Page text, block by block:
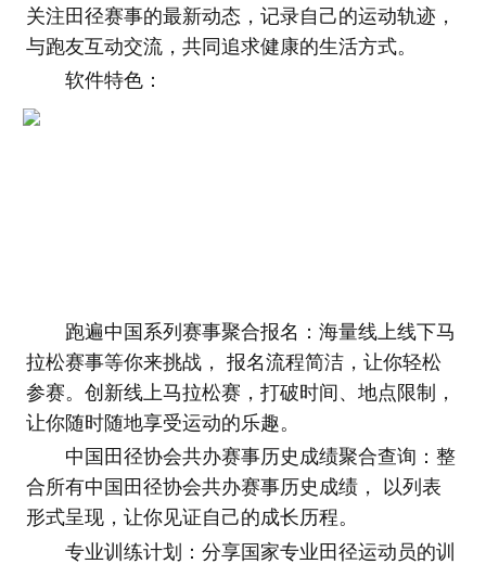
关注田径赛事的最新动态，记录自己的运动轨迹，
与跑友互动交流，共同追求健康的生活方式。
软件特色：
跑遍中国系列赛事聚合报名：海量线上线下马
拉松赛事等你来挑战， 报名流程简洁，让你轻松
参赛。创新线上马拉松赛，打破时间、地点限制，
让你随时随地享受运动的乐趣。
中国田径协会共办赛事历史成绩聚合查询：整
合所有中国田径协会共办赛事历史成绩， 以列表
形式呈现，让你见证自己的成长历程。
专业训练计划：分享国家专业田径运动员的训